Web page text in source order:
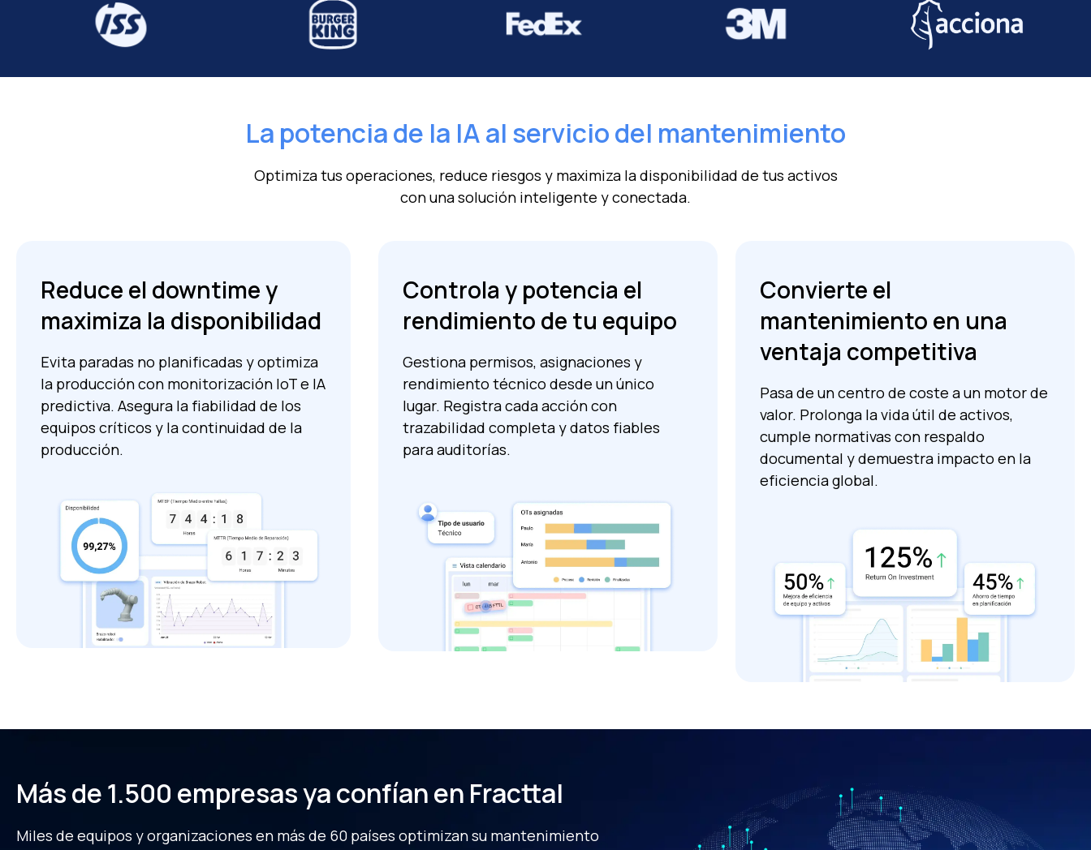
La potencia de la IA al servicio del mantenimiento
Optimiza tus operaciones, reduce riesgos y maximiza la disponibilidad de tus activos
con una solución inteligente y conectada.
Reduce el downtime y
maximiza la disponibilidad
Evita paradas no planificadas y optimiza
la producción con monitorización IoT e IA
predictiva. Asegura la fiabilidad de los
equipos críticos y la continuidad de la
producción.
Controla y potencia el
rendimiento de tu equipo
Gestiona permisos, asignaciones y
rendimiento técnico desde un único
lugar. Registra cada acción con
trazabilidad completa y datos fiables
para auditorías.
Convierte el
mantenimiento en una
ventaja competitiva
Pasa de un centro de coste a un motor de
valor. Prolonga la vida útil de activos,
cumple normativas con respaldo
documental y demuestra impacto en la
eficiencia global.
Más de 1.500 empresas ya confían en Fracttal
Miles de equipos y organizaciones en más de 60 países optimizan su mantenimiento